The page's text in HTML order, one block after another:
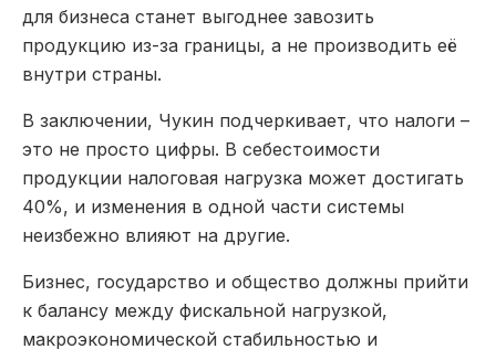
для бизнеса станет выгоднее завозить
продукцию из-за границы, а не производить её
внутри страны.
В заключении, Чукин подчеркивает, что налоги –
это не просто цифры. В себестоимости
продукции налоговая нагрузка может достигать
40%, и изменения в одной части системы
неизбежно влияют на другие.
Бизнес, государство и общество должны прийти
к балансу между фискальной нагрузкой,
макроэкономической стабильностью и